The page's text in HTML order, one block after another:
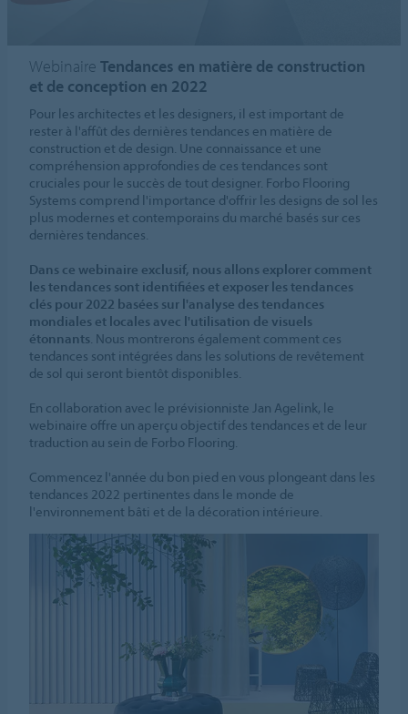
WebinaireTendances en matière de construction
et de conception en 2022
Pour les architectes et les designers, il est important de
rester à l'affût des dernières tendances en matière de
construction et de design. Une connaissance et une
compréhension approfondies de ces tendances sont
cruciales pour le succès de tout designer. Forbo Flooring
Systems comprend l'importance d'offrir les designs de sol les
plus modernes et contemporains du marché basés sur ces
dernières tendances.
Dans ce webinaire exclusif, nous allons explorer comment
les tendances sont identifiées et exposer les tendances
clés pour 2022 basées sur l'analyse des tendances
mondiales et locales avec l'utilisation de visuels
étonnants . Nous montrerons également comment ces
tendances sont intégrées dans les solutions de revêtement
de sol qui seront bientôt disponibles.
En collaboration avec le prévisionniste Jan Agelink, le
webinaire offre un aperçu objectif des tendances et de leur
traduction au sein de Forbo Flooring.
Commencez l'année du bon pied en vous plongeant dans les
tendances 2022 pertinentes dans le monde de
l'environnement bâti et de la décoration intérieure.